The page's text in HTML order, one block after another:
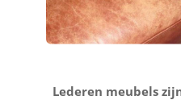
Lederen meubels